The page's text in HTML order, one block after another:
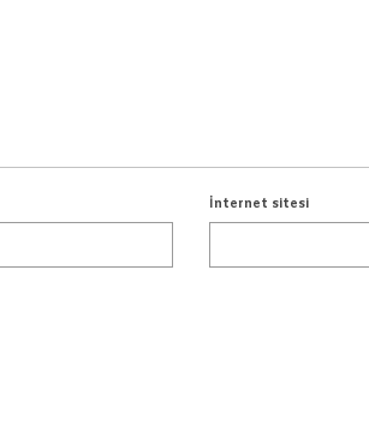
İnternet sitesi